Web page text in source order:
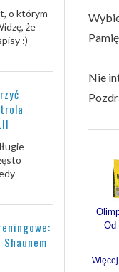
Nie
Od
o którym
że
:)
Shaunem